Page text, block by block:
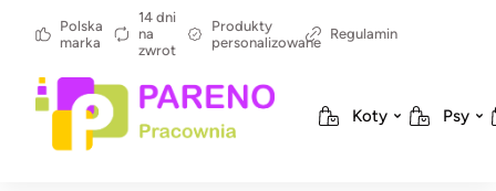
Polska
marka
14 dni
na
zwrot
Produkty
personalizowane Regulamin
Koty Psy